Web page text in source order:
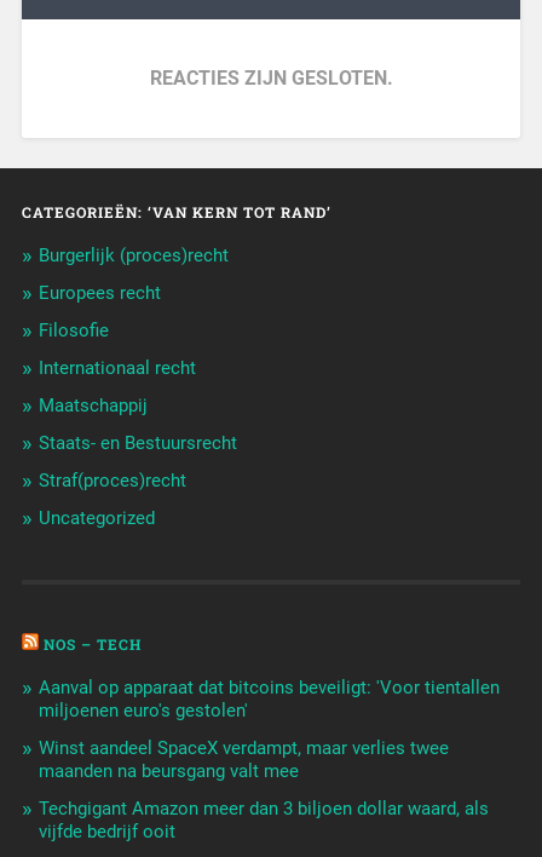
REACTIES ZIJN GESLOTEN.
CATEGORIEËN: ‘VAN KERN TOT RAND’
Burgerlijk (proces)recht
Europees recht
Filosofie
Internationaal recht
Maatschappij
Staats- en Bestuursrecht
Straf(proces)recht
Uncategorized
NOS – TECH
Aanval op apparaat dat bitcoins beveiligt: 'Voor tientallen
miljoenen euro's gestolen'
Winst aandeel SpaceX verdampt, maar verlies twee
maanden na beursgang valt mee
Techgigant Amazon meer dan 3 biljoen dollar waard, als
vijfde bedrijf ooit